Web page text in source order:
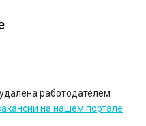
работодателем
на нашем портале